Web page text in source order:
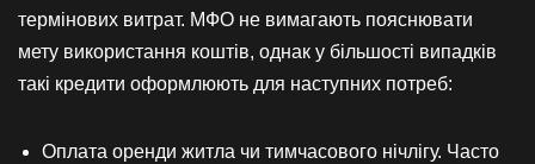
термінових витрат. МФО не вимагають пояснювати
мету використання коштів, однак у більшості випадків
такі кредити оформлюють для наступних потреб:
Оплата оренди житла чи тимчасового нічлігу. Часто